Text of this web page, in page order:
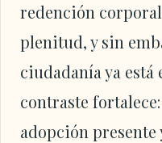
redención corporal
plenitud, y sin
ciudadanía ya está
contraste
adopción presente